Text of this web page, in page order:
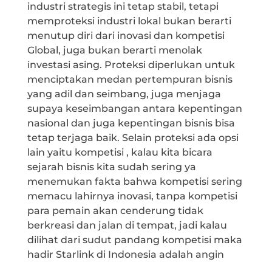
industri strategis ini tetap stabil, tetapi
memproteksi industri lokal bukan berarti
menutup diri dari inovasi dan kompetisi
Global, juga bukan berarti menolak
investasi asing. Proteksi diperlukan untuk
menciptakan medan pertempuran bisnis
yang adil dan seimbang, juga menjaga
supaya keseimbangan antara kepentingan
nasional dan juga kepentingan bisnis bisa
tetap terjaga baik. Selain proteksi ada opsi
lain yaitu kompetisi , kalau kita bicara
sejarah bisnis kita sudah sering ya
menemukan fakta bahwa kompetisi sering
memacu lahirnya inovasi, tanpa kompetisi
para pemain akan cenderung tidak
berkreasi dan jalan di tempat, jadi kalau
dilihat dari sudut pandang kompetisi maka
hadir Starlink di Indonesia adalah angin